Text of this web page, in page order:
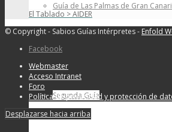
Guía de Las Palmas de Gran
Segunda Guía
El Tablado > AIDER
© Copyright - Sabios Guías Intérpretes - Enfold
Facebook
Webmaster
Acceso Intranet
Foro
Política de privacidad y protección de
Desplazarse hacia arriba